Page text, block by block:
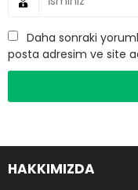
Daha sonraki
posta adresim ve site
HAKKIMIZDA